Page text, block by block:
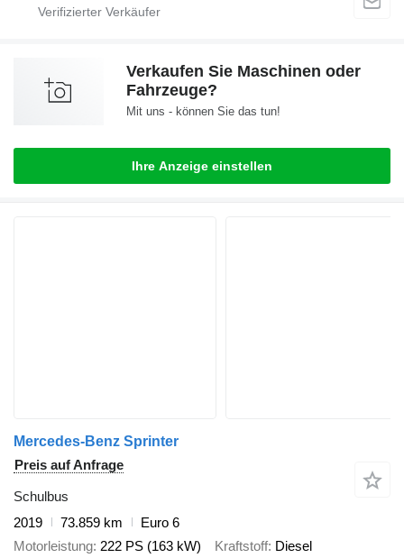
Verkaufen Sie Maschinen oder
Fahrzeuge?
Mit uns - können Sie das tun!
Ihre Anzeige einstellen
Mercedes-Benz Sprinter
Preis auf Anfrage
Schulbus
2019
73.859 km
Euro 6
Motorleistung 222 PS (163 kW) Kraftstoff Diesel